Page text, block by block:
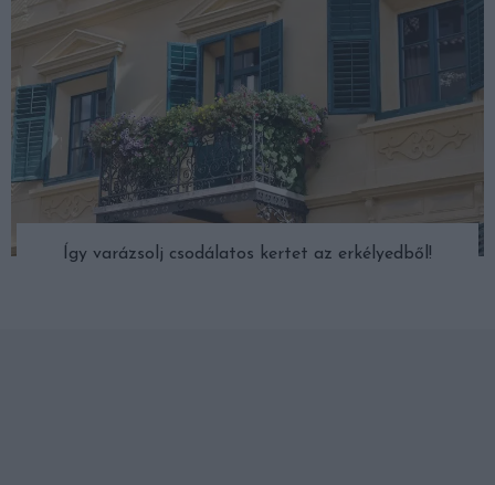
Így varázsolj csodálatos kertet az erkélyedből!